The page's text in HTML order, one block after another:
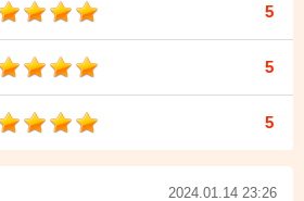
5
5
5
2024.01.14 23:26